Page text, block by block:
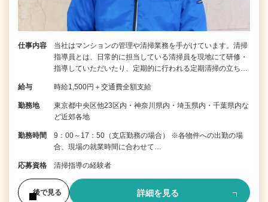
仕事内容
当社はマンションの管理や清掃業務を手がけています。清掃
指導員とは、日常的に担当している清掃員を現地にて研修・
指導していただいたり、定期的に行われる定期清掃の立ち…
給与 時給1,500円＋交通費全額支給
勤務地
東京都中央区他23区内・神奈川県内・埼玉県内・千葉県内な
ど近郊各地
勤務時間
9：00～17：50（支店勤務の場合） ※各物件への出勤の場
合、現場の就業時間に合わせて…
応募資格 清掃指導の経験者
後で見る 詳細を見る